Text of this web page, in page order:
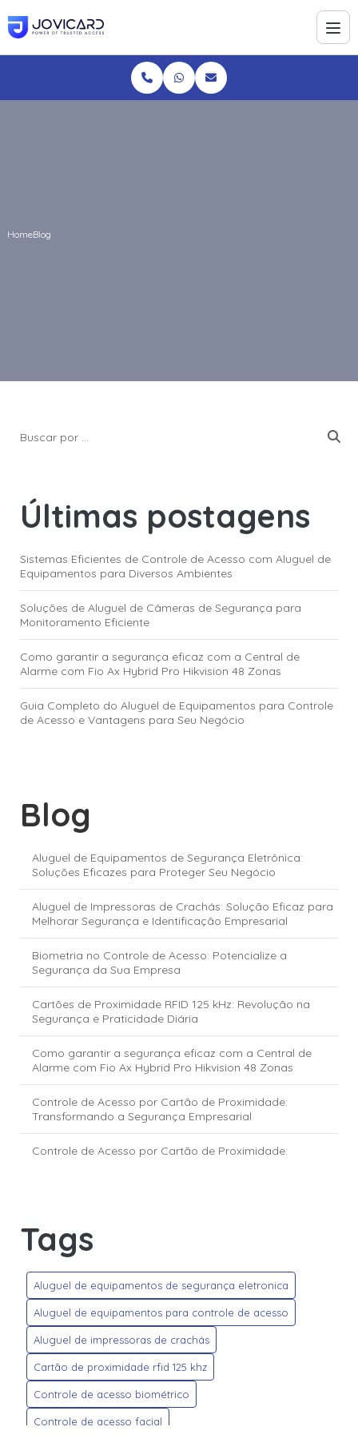
HomeBlog
Últimas postagens
Sistemas Eficientes de Controle de Acesso com Aluguel de
Equipamentos para Diversos Ambientes
Soluções de Aluguel de Câmeras de Segurança para
Monitoramento Eficiente
Como garantir a segurança eficaz com a Central de
Alarme com Fio Ax Hybrid Pro Hikvision 48 Zonas
Guia Completo do Aluguel de Equipamentos para Controle
de Acesso e Vantagens para Seu Negócio
Blog
Aluguel de Equipamentos de Segurança Eletrônica:
Soluções Eficazes para Proteger Seu Negócio
Aluguel de Impressoras de Crachás: Solução Eficaz para
Melhorar Segurança e Identificação Empresarial
Biometria no Controle de Acesso: Potencialize a
Segurança da Sua Empresa
Cartões de Proximidade RFID 125 kHz: Revolução na
Segurança e Praticidade Diária
Como garantir a segurança eficaz com a Central de
Alarme com Fio Ax Hybrid Pro Hikvision 48 Zonas
Controle de Acesso por Cartão de Proximidade:
Transformando a Segurança Empresarial
Controle de Acesso por Cartão de Proximidade:
Crachás Personalizados: Dicas para Criar Modelos que
Credenciais HID Global: segurança e tecnologia para o
controle de acesso moderno
Credencial HID Mobile Access: a nova era do controle de
acesso digital
Empresa de Controle de Acesso: Transformando a
Segurança do Seu Negócio
Tags
Aluguel de equipamentos de segurança eletronica
Aluguel de equipamentos para controle de acesso
Aluguel de impressoras de crachás
Cartão de proximidade rfid 125 khz
Controle de acesso biométrico
Controle de acesso facial